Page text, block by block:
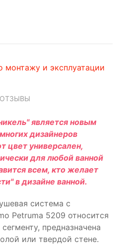
монтажу и эксплуатации
ОТЗЫВЫ
является новым
дизайнеров
цвет универсален,
для любой ванной
всем, кто желает
в дизайне ванной.
система с
Petruma 5209 относится
предназначена
или твердой стене.